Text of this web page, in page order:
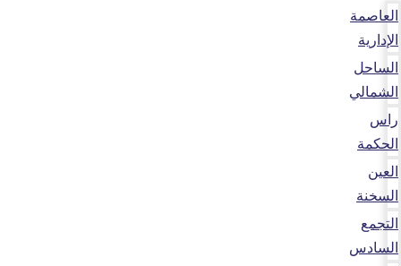
العاصمة
الإدارية
الساحل
الشمالي
راس
الحكمة
العين
السخنة
التجمع
السادس